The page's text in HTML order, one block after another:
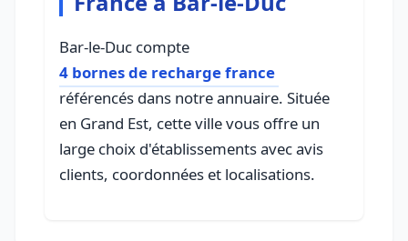
Bar-le-Duc compte
4 bornes de recharge france
référencés dans notre annuaire. Située
en Grand Est, cette ville vous offre un
large choix d'établissements avec avis
clients, coordonnées et localisations.